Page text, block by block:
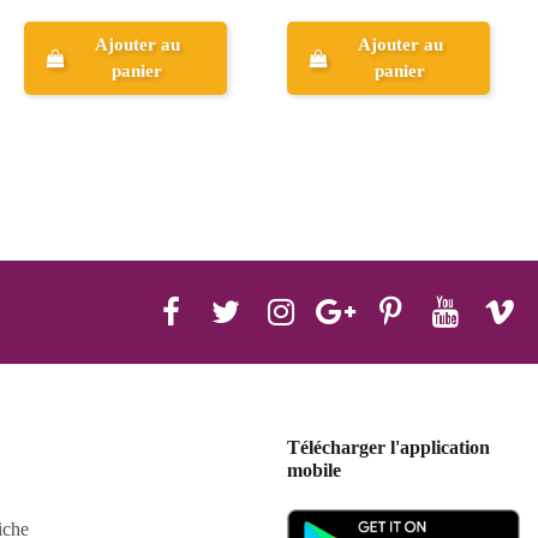
Ajouter au
panier
Aperçu
Télécharger l'application
mobile